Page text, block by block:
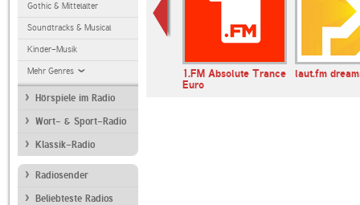
Gothic & Mittelalter
Soundtracks & Musical
Kinder-Musik
Mehr Genres
Hörspiele im Radio
Wort- & Sport-Radio
Klassik-Radio
Radiosender
Beliebteste Radios
1.FM Absolute Trance
Euro
laut.fm